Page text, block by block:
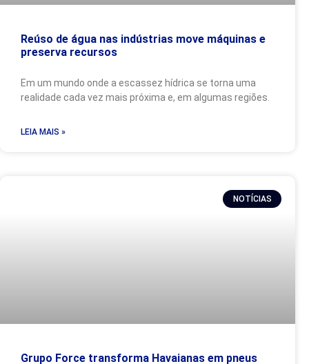
Reúso de água nas indústrias move máquinas e
preserva recursos
Em um mundo onde a escassez hídrica se torna uma
realidade cada vez mais próxima e, em algumas regiões.
LEIA MAIS »
NOTÍCIAS
Grupo Force transforma Havaianas em pneus